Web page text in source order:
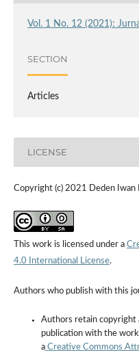
Vol. 1 No. 12 (2021):
SECTION
Articles
LICENSE
Copyright (c) 2021 Deden Iwan
This work is licensed under a
4.0 International License.
Authors who publish with this
Authors retain copyright
publication with the
aCreative Commons